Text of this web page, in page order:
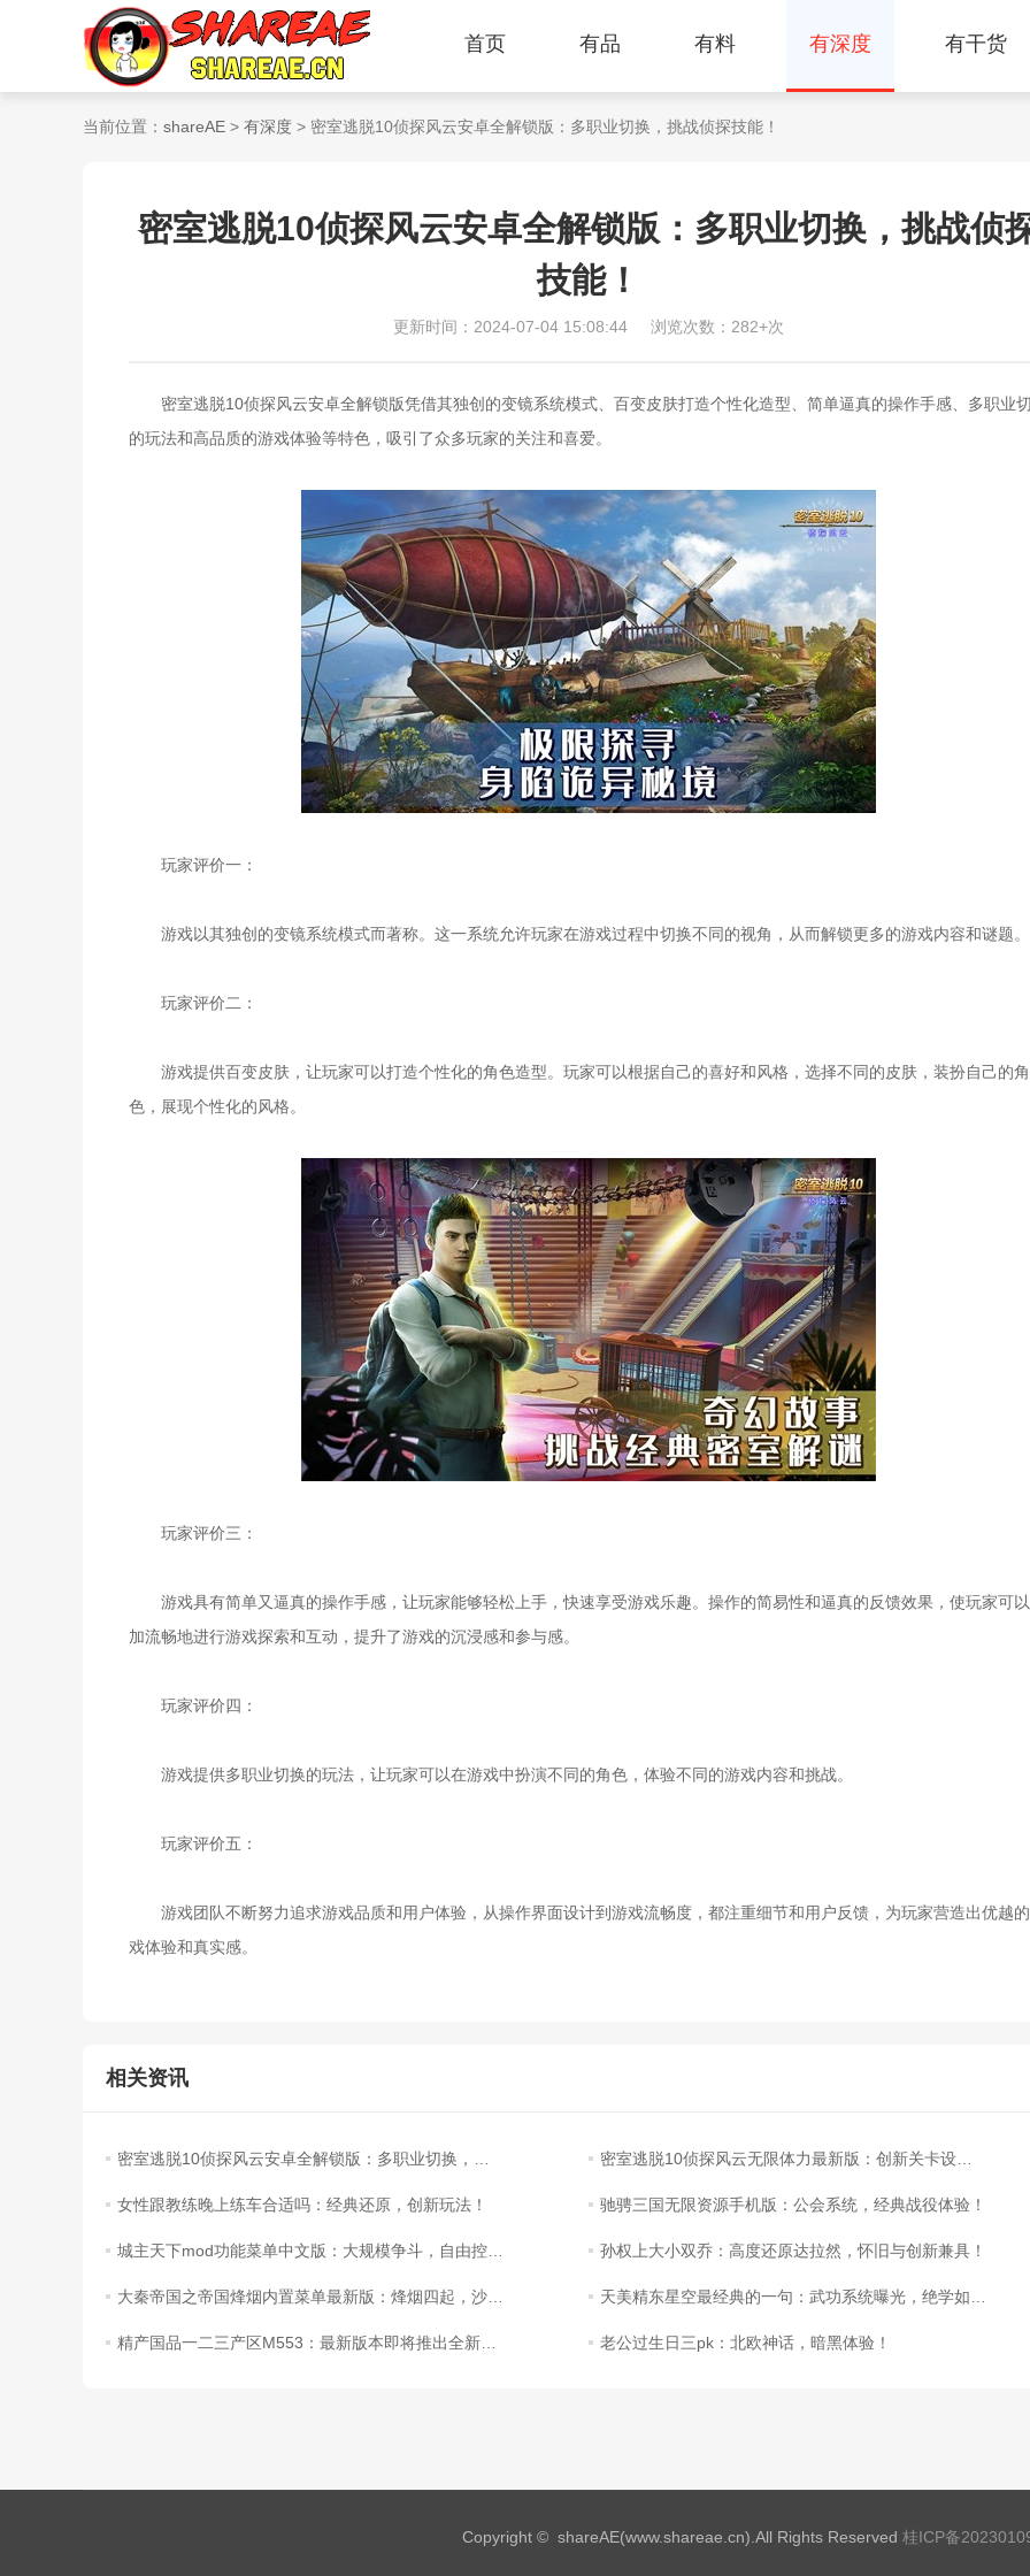
首页 有品 有料 有深度 有干货
当前位置： shareAE > 有深度 > 密室逃脱10侦探风云安卓全解锁版：多职业切换，挑战侦探技能！
密室逃脱10侦探风云安卓全解锁版：多职业切换，挑战侦
技能！
更新时间：2024-07-04 15:08:44 浏览次数：282+次
密室逃脱10侦探风云安卓全解锁版凭借其独创的变镜系统模式、百变皮肤打造个性化造型、简单逼真的操作手感、多职业
的玩法和高品质的游戏体验等特色，吸引了众多玩家的关注和喜爱。
玩家评价一：
游戏以其独创的变镜系统模式而著称。这一系统允许玩家在游戏过程中切换不同的视角，从而解锁更多的游戏内容和谜题。
玩家评价二：
游戏提供百变皮肤，让玩家可以打造个性化的角色造型。玩家可以根据自己的喜好和风格，选择不同的皮肤，装扮自己的角
色，展现个性化的风格。
玩家评价三：
游戏具有简单又逼真的操作手感，让玩家能够轻松上手，快速享受游戏乐趣。操作的简易性和逼真的反馈效果，使玩家可
加流畅地进行游戏探索和互动，提升了游戏的沉浸感和参与感。
玩家评价四：
游戏提供多职业切换的玩法，让玩家可以在游戏中扮演不同的角色，体验不同的游戏内容和挑战。
玩家评价五：
游戏团队不断努力追求游戏品质和用户体验，从操作界面设计到游戏流畅度，都注重细节和用户反馈，为玩家营造出优越
戏体验和真实感。
相关资讯
女性跟教练晚上练车合适吗：经典还原，创新玩法！ 驰骋三国无限资源手机版：公会系统，经典战役体验！
孙权上大小双乔：高度还原达拉然，怀旧与创新兼具！
老公过生日三pk：北欧神话，暗黑体验！
Copyright © shareAE(www.shareae.cn).All Rights Reserved 桂ICP备